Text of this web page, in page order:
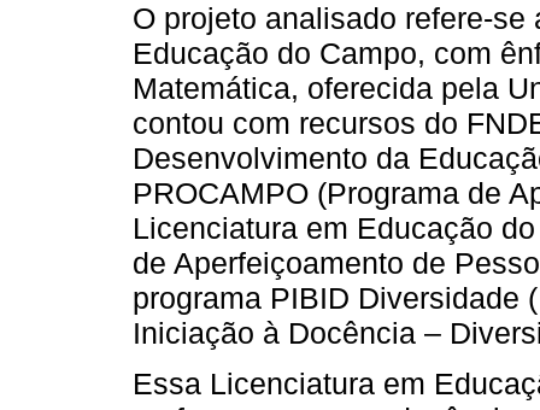
O projeto analisado refere-
Educação do Campo, com
Matemática, oferecida pela
contou com recursos do
Desenvolvimento da
PROCAMPO (Programa de
Licenciatura em Educação
de Aperfeiçoamento de
programa PIBID Diversidade
Iniciação à Docência –
Essa Licenciatura em